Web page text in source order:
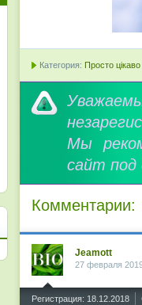
Категория: Просто цікаво
Мы
сайт под
Комментарии:
Jeamott
27 февраля
Регистрация: 18.12.2018